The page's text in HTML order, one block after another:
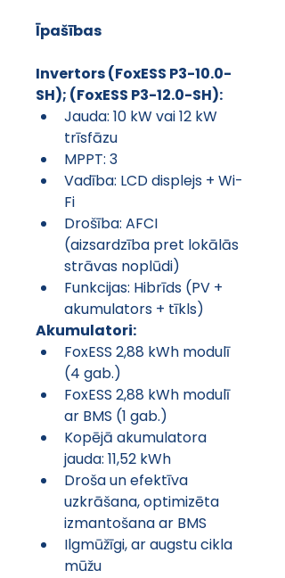
Īpašības
Invertors (FoxESS P3-10.0-
SH); (FoxESS P3-12.0-SH):
Jauda: 10 kW vai 12 kW
trīsfāzu
MPPT: 3
Vadība: LCD displejs + Wi-
Fi
Drošība: AFCI
(aizsardzība pret lokālās
strāvas noplūdi)
Funkcijas: Hibrīds (PV +
akumulators + tīkls)
Akumulatori:
FoxESS 2,88 kWh modulī
(4 gab.)
FoxESS 2,88 kWh modulī
ar BMS (1 gab.)
Kopējā akumulatora
jauda: 11,52 kWh
Droša un efektīva
uzkrāšana, optimizēta
izmantošana ar BMS
Ilgmūžīgi, ar augstu cikla
mūžu